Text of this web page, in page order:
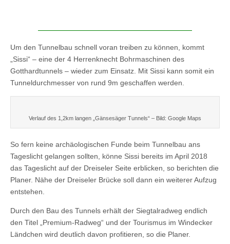
Um den Tunnelbau schnell voran treiben zu können, kommt
„Sissi“ – eine der 4 Herrenknecht Bohrmaschinen des
Gotthardtunnels – wieder zum Einsatz. Mit Sissi kann somit ein
Tunneldurchmesser von rund 9m geschaffen werden.
Verlauf des 1,2km langen „Gänsesäger Tunnels“ – Bild: Google Maps
So fern keine archäologischen Funde beim Tunnelbau ans
Tageslicht gelangen sollten, könne Sissi bereits im April 2018
das Tageslicht auf der Dreiseler Seite erblicken, so berichten die
Planer. Nähe der Dreiseler Brücke soll dann ein weiterer Aufzug
entstehen.
Durch den Bau des Tunnels erhält der Siegtalradweg endlich
den Titel „Premium-Radweg“ und der Tourismus im Windecker
Ländchen wird deutlich davon profitieren, so die Planer.